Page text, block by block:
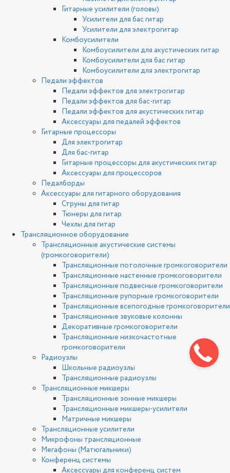
Гитарные усилители (головы)
Усилители для бас гитар
Усилители для электрогитар
Комбоусилители
Комбоусилители для акустических гитар
Комбоусилители для бас гитар
Комбоусилители для электрогитар
Педали эффектов
Педали эффектов для электрогитар
Педали эффектов для бас-гитар
Педали эффектов для акустических гитар
Аксессуары для педалей эффектов
Гитарные процессоры
Для электрогитар
Для бас-гитар
Гитарные процессоры для акустических гитар
Аксессуары для процессоров
Педалборды
Аксессуары для гитарного оборудования
Струны для гитар
Тюнеры для гитар
Чехлы для гитар
Трансляционное оборудование
Трансляционные акустические системы
(громкоговорители)
Трансляционные потолочные громкоговорители
Трансляционные настенные громкоговорители
Трансляционные подвесные громкоговорители
Трансляционные рупорные громкоговорители
Трансляционные всепогодные громкоговорители
Трансляционные звуковые колонны
Декоративные громкоговорители
Трансляционные низкочастотные
громкоговорители
Радиоузлы
Школьные радиоузлы
Трансляционные радиоузлы
Трансляционные микшеры
Трансляционные зонные микшеры
Трансляционные микшеры-усилители
Матричные микшеры
Трансляционные усилители
Микрофоны трансляционные
Мегафоны (Матюгальники)
Конференц системы
Аксессуары для конференц систем